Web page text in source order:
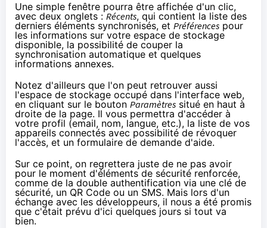
Une simple fenêtre pourra être affichée d'un clic,
avec deux onglets :Récents, qui contient la liste des
derniers éléments synchronisés, et Préférences pour
les informations sur votre espace de stockage
disponible, la possibilité de couper la
synchronisation automatique et quelques
informations annexes.
Notez d'ailleurs que l'on peut retrouver aussi
l'espace de stockage occupé dans l'interface web,
en cliquant sur le bouton Paramètres situé en haut à
droite de la page. Il vous permettra d'accéder à
votre profil (email, nom, langue, etc.), la liste de vos
appareils connectés avec possibilité de révoquer
l'accès, et un formulaire de demande d'aide.
Sur ce point, on regrettera juste de ne pas avoir
pour le moment d'éléments de sécurité renforcée,
comme de la double authentification via une clé de
sécurité, un QR Code ou un SMS. Mais lors d'un
échange avec les développeurs, il nous a été promis
que c'était prévu d'ici quelques jours si tout va
bien.